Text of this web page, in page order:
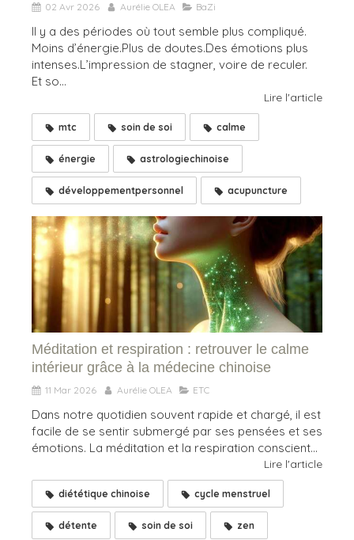
02 Avr 2026 Aurélie OLEA BaZi
Il y a des périodes où tout semble plus compliqué.
Moins d’énergie.Plus de doutes.Des émotions plus
intenses.L’impression de stagner, voire de reculer.
Et so...
Lire l'article
mtc soin de soi calme
énergie astrologiechinoise
développementpersonnel acupuncture
Méditation et respiration : retrouver le calme
intérieur grâce à la médecine chinoise
11 Mar 2026 Aurélie OLEA ETC
Dans notre quotidien souvent rapide et chargé, il est
facile de se sentir submergé par ses pensées et ses
émotions. La méditation et la respiration conscient...
Lire l'article
diététique chinoise cycle menstruel
détente soin de soi zen